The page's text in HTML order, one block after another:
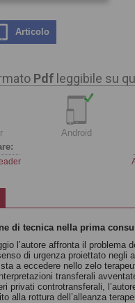
Articolo
Pdf leggibile su
Android
di tecnica nella prima
l’autore affronta il
di urgenza proiettato negli
a eccedere nello zelo
transferali
privati controtransferali,
alla rottura dell’alleanza